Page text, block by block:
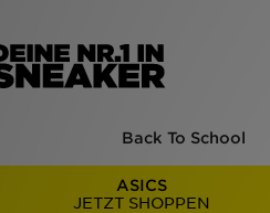
Back To School
ASICS
JETZT SHOPPEN